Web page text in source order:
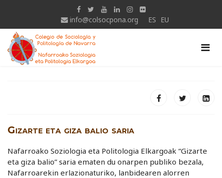
info@colsocpona.org ES EU
Gizarte eta giza balio saria
Nafarroako Soziologia eta Politologia Elkargoak “Gizarte
eta giza balio” saria ematen du onarpen publiko bezala,
Nafarroarekin erlazionaturiko, lanbidearen alorren